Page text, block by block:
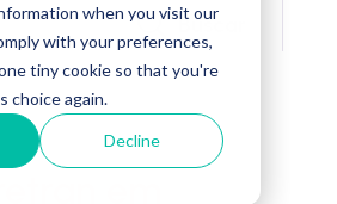
when you visit our
with your preferences,
tiny cookie so that you're
choice again.
Decline
Buscar